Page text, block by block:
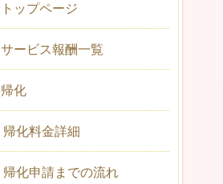
トップページ
サービス報酬一覧
帰化
帰化料金詳細
帰化申請までの流れ